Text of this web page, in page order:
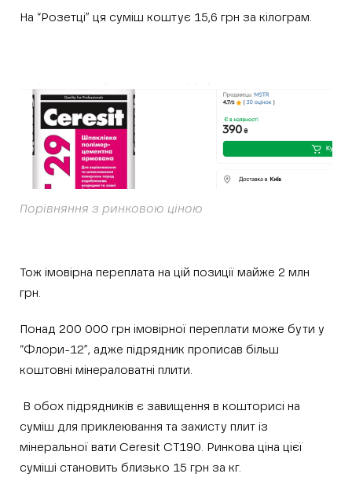
На “Розетці” ця суміш коштує 15,6 грн за кілограм.
Порівняння з ринковою ціною
Тож імовірна переплата на цій позиції майже 2 млн
грн.
Понад 200 000 грн імовірної переплати може бути у
“Флори-12”, адже підрядник прописав більш
коштовні мінераловатні плити.
В обох підрядників є завищення в кошторисі на
суміш для приклеювання та захисту плит із
мінеральної вати Ceresit СT190. Ринкова ціна цієї
суміші становить близько 15 грн за кг.